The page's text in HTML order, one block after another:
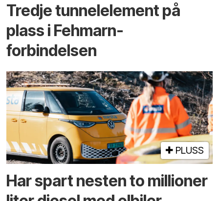
Tredje tunnel­element på
plass i Fehmarn-
forbindelsen
PLUSS
Har spart nesten to millioner